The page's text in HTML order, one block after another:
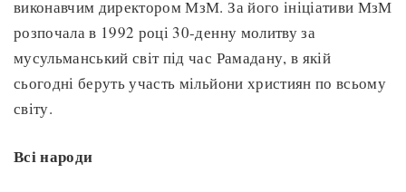
виконавчим директором МзМ. За його ініціативи МзМ
розпочала в 1992 році 30-денну молитву за
мусульманський світ під час Рамадану, в якій
сьогодні беруть участь мільйони християн по всьому
світу.
Всі народи